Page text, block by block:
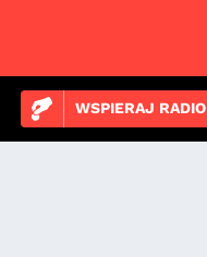
WSPIERAJ RADIO